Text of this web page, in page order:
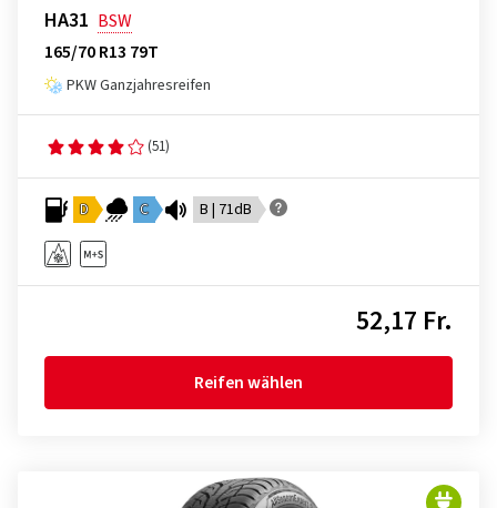
HA31 BSW
165/70 R13 79T
PKW Ganzjahresreifen
(51)
D C B | 71dB
52,17 Fr.
Reifen wählen